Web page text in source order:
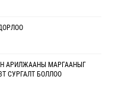
АРИЛЖААНЫ МАРГААНЫГ
СУРГАЛТ БОЛЛОО